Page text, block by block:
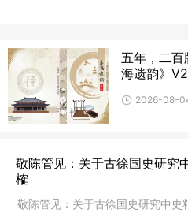
五年，二
海遗韵》
2026-08-
敬陈管见：关于古徐国史研究
榷
敬陈管见：关于古徐国史研究中史